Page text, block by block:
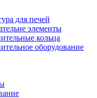
для печей
элементы
кольца
оборудование